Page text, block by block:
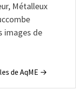
Métalleux
images de
de AqME →